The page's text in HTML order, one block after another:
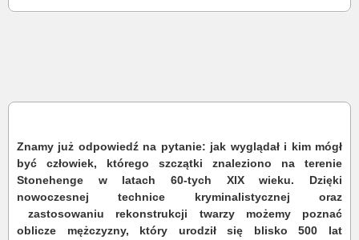
Znamy już odpowiedź na pytanie: jak wyglądał i kim mógł
być człowiek, którego szczątki znaleziono na terenie
Stonehenge w latach 60-tych XIX wieku. Dzięki
nowoczesnej technice kryminalistycznej oraz
zastosowaniu rekonstrukcji twarzy możemy poznać
oblicze mężczyzny, który urodził się blisko 500 lat